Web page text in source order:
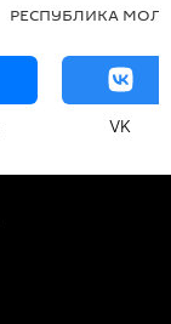
РЕСПУБЛИКА
VK